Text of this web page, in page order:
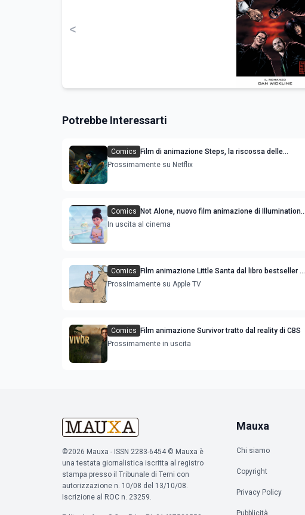
<
Potrebbe Interessarti
Comics
Film di animazione Steps, la riscossa delle
sorellastre di Cenerentola: trama cast e uscita
Prossimamente su Netflix
Comics
Not Alone, nuovo film animazione di Illumination
con Timothée Chalamet e Selena Gomez
In uscita al cinema
Comics
Film animazione Little Santa dal libro bestseller di
Jon Agee
Prossimamente su Apple TV
Comics
Film animazione Survivor tratto dal reality di CBS
Prossimamente in uscita
©2026 Mauxa - ISSN 2283-6454 © Mauxa è
una testata giornalistica iscritta al registro
stampa presso il Tribunale di Terni con
autorizzazione n. 10/08 del 13/10/08.
Iscrizione al ROC n. 23259.
Mauxa
Chi siamo
Copyright
Privacy Policy
Pubblicità